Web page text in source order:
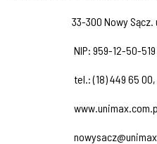
33-300 Nowy Sącz. ul.
NIP: 959-12-50-519
tel.: (18) 449 65 00,